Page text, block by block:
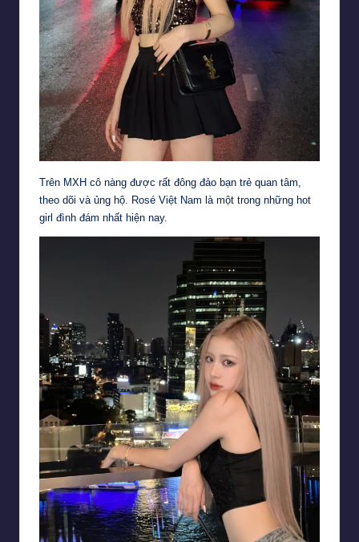
Trên MXH cô nàng được rất đông đảo bạn trẻ quan tâm,
theo dõi và ủng hộ. Rosé Việt Nam là một trong những hot
girl đình đám nhất hiện nay.